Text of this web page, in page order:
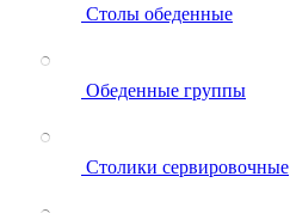
Столы обеденные
Обеденные группы
Столики сервировочные